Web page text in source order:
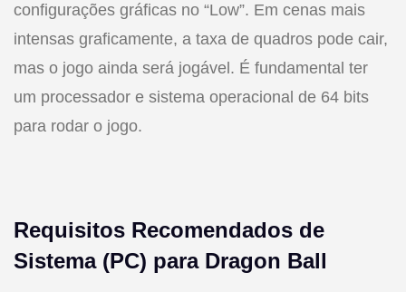
configurações gráficas no “Low”. Em cenas mais
intensas graficamente, a taxa de quadros pode cair,
mas o jogo ainda será jogável. É fundamental ter
um processador e sistema operacional de 64 bits
para rodar o jogo.
Requisitos Recomendados de
Sistema (PC) para Dragon Ball